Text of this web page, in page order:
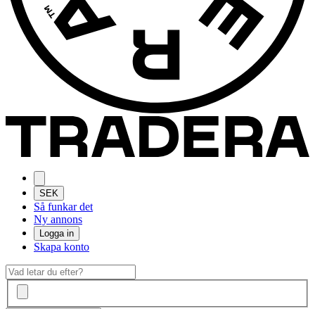
SEK
Så funkar det
Ny annons
Logga in
Skapa konto